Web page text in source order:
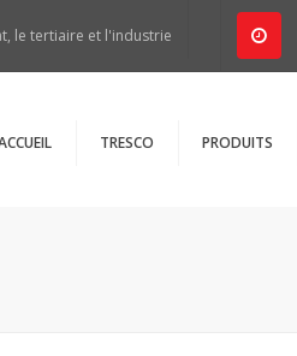
le tertiaire et l'industrie
TRESCO PRODUITS